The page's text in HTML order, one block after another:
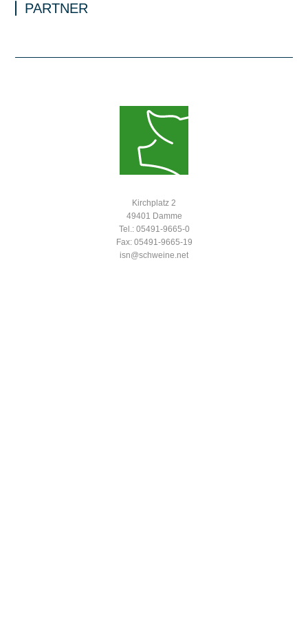
PARTNER
Kirchplatz 2
49401 Damme
Tel.: 05491-9665-0
Fax: 05491-9665-19
isn@schweine.net